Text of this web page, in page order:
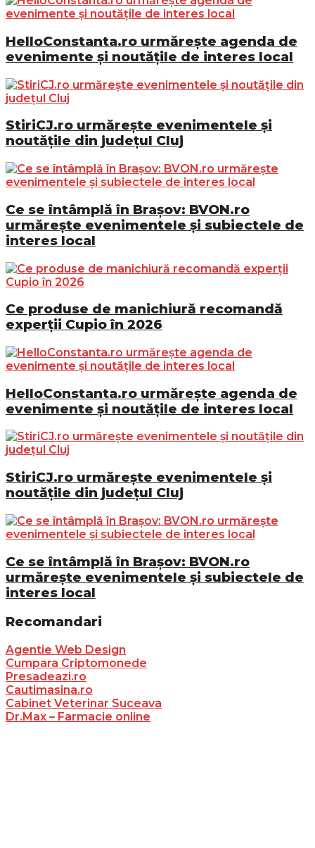
HelloConstanta.ro urmărește agenda de
evenimente și noutățile de interes local
StiriCJ.ro urmărește evenimentele și
noutățile din județul Cluj
Ce se întâmplă în Brașov: BVON.ro
urmărește evenimentele și subiectele de
interes local
Ce produse de manichiură recomandă
experții Cupio în 2026
HelloConstanta.ro urmărește agenda de
evenimente și noutățile de interes local
StiriCJ.ro urmărește evenimentele și
noutățile din județul Cluj
Ce se întâmplă în Brașov: BVON.ro
urmărește evenimentele și subiectele de
interes local
Recomandari
Agentie Web Design
Cumpara Criptomonede
Presadeazi.ro
Cautimasina.ro
Cabinet Veterinar Suceava
Dr.Max – Farmacie online